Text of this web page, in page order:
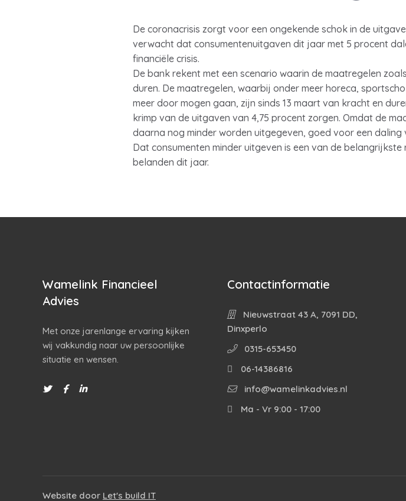
De coronacrisis zorgt voor een ongekende schok in de
verwacht dat consumentenuitgaven dit jaar met 5 procent
financiële crisis.
De bank rekent met een scenario waarin de maatregelen
duren. De maatregelen, waarbij onder meer horeca,
meer door mogen gaan, zijn sinds 13 maart van kracht en
krimp van de uitgaven van 4,75 procent zorgen. Omdat de
daarna nog minder worden uitgegeven, goed voor een daling
Dat consumenten minder uitgeven is een van de
belanden dit jaar.
Wamelink Financieel
Advies
Met onze jarenlange ervaring kijken
wij vakkundig naar uw persoonlijke
situatie en wensen.
Contactinformatie
Nieuwstraat 43 A, 7091 DD,
Dinxperlo
0315-653450
06-14386816
info@wamelinkadvies.nl
Ma - Vr 9:00 - 17:00
Website door Let's build IT